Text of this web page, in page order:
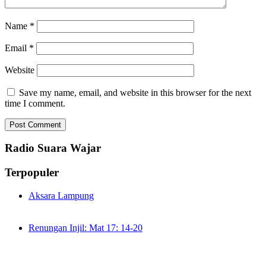
Name *
Email *
Website
Save my name, email, and website in this browser for the next
time I comment.
Radio Suara Wajar
Terpopuler
Aksara Lampung
Renungan Injil: Mat 17: 14-20